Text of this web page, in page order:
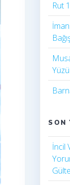
Rut
Yüzü
SON
İncil